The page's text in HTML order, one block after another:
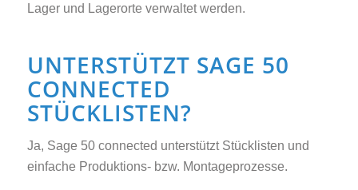
Lager und Lagerorte verwaltet werden.
UNTERSTÜTZT SAGE 50
CONNECTED
STÜCKLISTEN?
Ja, Sage 50 connected unterstützt Stücklisten und
einfache Produktions- bzw. Montageprozesse.